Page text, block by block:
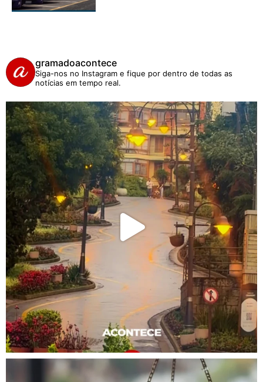
gramadoacontece
Siga-nos no Instagram e fique por dentro de todas as
notícias em tempo real.